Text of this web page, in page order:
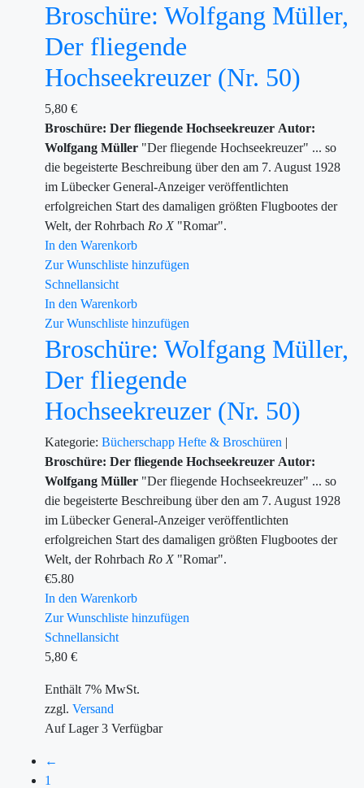
Broschüre: Wolfgang Müller,
Der fliegende
Hochseekreuzer (Nr. 50)
5,80 €
Broschüre: Der fliegende Hochseekreuzer Autor:
Wolfgang Müller "Der fliegende Hochseekreuzer" ... so
die begeisterte Beschreibung über den am 7. August 1928
im Lübecker General-Anzeiger veröffentlichten
erfolgreichen Start des damaligen größten Flugbootes der
Welt, der Rohrbach Ro X"Romar".
In den Warenkorb
Zur Wunschliste hinzufügen
Schnellansicht
In den Warenkorb
Zur Wunschliste hinzufügen
Broschüre: Wolfgang Müller,
Der fliegende
Hochseekreuzer (Nr. 50)
Kategorie: Bücherschapp Hefte & Broschüren |
Broschüre: Der fliegende Hochseekreuzer Autor:
Wolfgang Müller "Der fliegende Hochseekreuzer" ... so
die begeisterte Beschreibung über den am 7. August 1928
im Lübecker General-Anzeiger veröffentlichten
erfolgreichen Start des damaligen größten Flugbootes der
Welt, der Rohrbach Ro X"Romar".
€5.80
In den Warenkorb
Zur Wunschliste hinzufügen
Schnellansicht
5,80 €
Enthält 7% MwSt.
zzgl. Versand
Auf Lager3 Verfügbar
←
1